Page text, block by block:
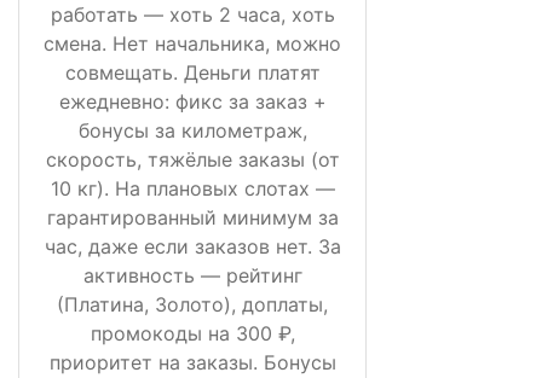
работать — хоть 2 часа, хоть
смена. Нет начальника, можно
совмещать. Деньги платят
ежедневно: фикс за заказ +
бонусы за километраж,
скорость, тяжёлые заказы (от
10 кг). На плановых слотах —
гарантированный минимум за
час, даже если заказов нет. За
активность — рейтинг
(Платина, Золото), доплаты,
промокоды на 300 ₽,
приоритет на заказы. Бонусы